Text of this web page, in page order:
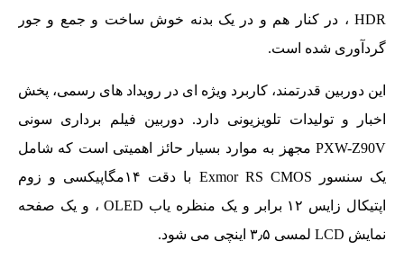
HDR ، در کنار هم و در یک بدنه خوش ساخت و جمع و جور
گردآوری شده است.
این دوربین قدرتمند، کاربرد ویژه ای در رویداد های رسمی، پخش
اخبار و تولیدات تلویزیونی دارد. دوربین فیلم برداری سونی
PXW-Z90V مجهز به موارد بسیار حائز اهمیتی است که شامل
یک سنسور Exmor RS CMOS با دقت ۱۴مگاپیکسی و زوم
اپتیکال زایس ۱۲ برابر و یک منظره یاب OLED ، و یک صفحه
نمایش LCD لمسی ۳٫۵ اینچی می شود.